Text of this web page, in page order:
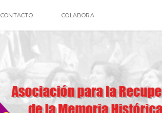
CONTACTO COLABORA